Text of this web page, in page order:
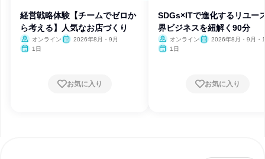
経営戦略体験【チームでゼロか
ら考える】人気なお店づくり
オンライン
2026年8月・9月
1日
お気に入り
SDGs×ITで進化するリユー
界ビジネスを紐解く90分
オンライン
2026年8月・9月・
1日
お気に入り